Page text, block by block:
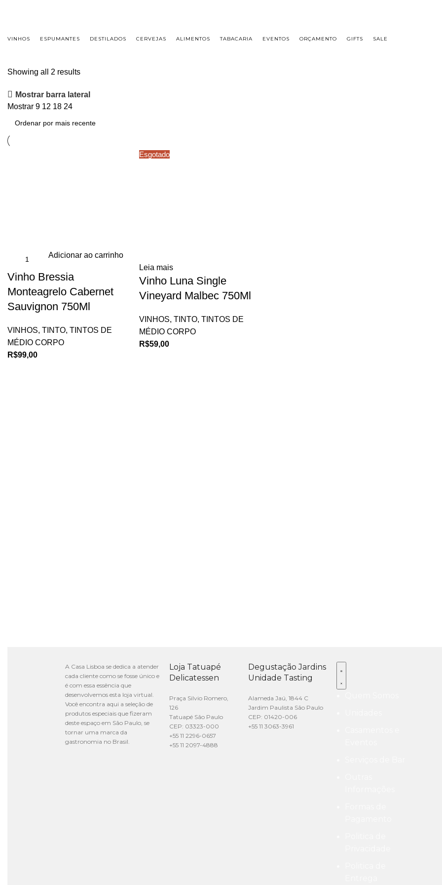
VINHOS ESPUMANTES DESTILADOS CERVEJAS ALIMENTOS TABACARIA EVENTOS ORÇAMENTO GIFTS SALE
Showing all 2 results
Mostrar barra lateral
Mostrar 9 12 18 24
Adicionar ao carrinho
Vinho Bressia
Monteagrelo Cabernet
Sauvignon 750Ml
VINHOS, TINTO, TINTOS DE
MÉDIO CORPO
R$99,00
Esgotado
Leia mais
Vinho Luna Single
Vineyard Malbec 750Ml
VINHOS, TINTO, TINTOS DE
MÉDIO CORPO
R$59,00
A Casa Lisboa se dedica a atender
cada cliente como se fosse único e
é com essa essência que
desenvolvemos esta loja virtual.
Você encontra aqui a seleção de
produtos especiais que fizeram
deste espaço em São Paulo, se
tornar uma marca da
gastronomia no Brasil.
Loja Tatuapé
Delicatessen
Praça Silvio Romero,
126
Tatuapé São Paulo
CEP: 03323-000
+55 11 2296-0657
+55 11 2097-4888
Degustação Jardins
Unidade Tasting
Alameda Jaú, 1844 C
Jardim Paulista São Paulo
CEP: 01420-006
+55 11 3063-3961